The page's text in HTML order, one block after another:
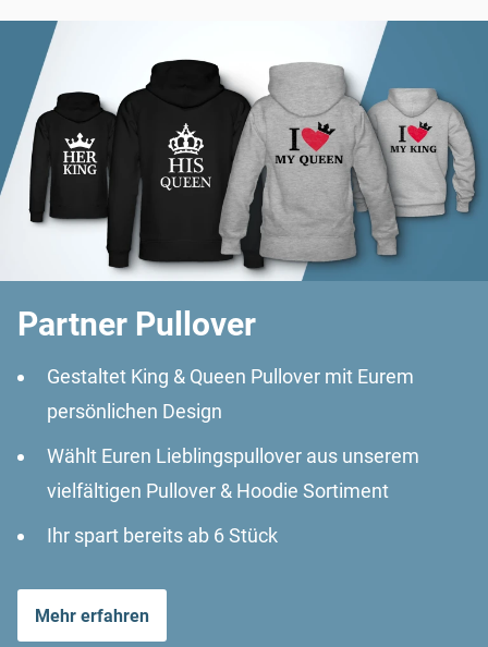
Partner Pullover
Gestaltet King & Queen Pullover mit Eurem
persönlichen Design
Wählt Euren Lieblingspullover aus unserem
vielfältigen Pullover & Hoodie Sortiment
Ihr spart bereits ab 6 Stück
Mehr erfahren